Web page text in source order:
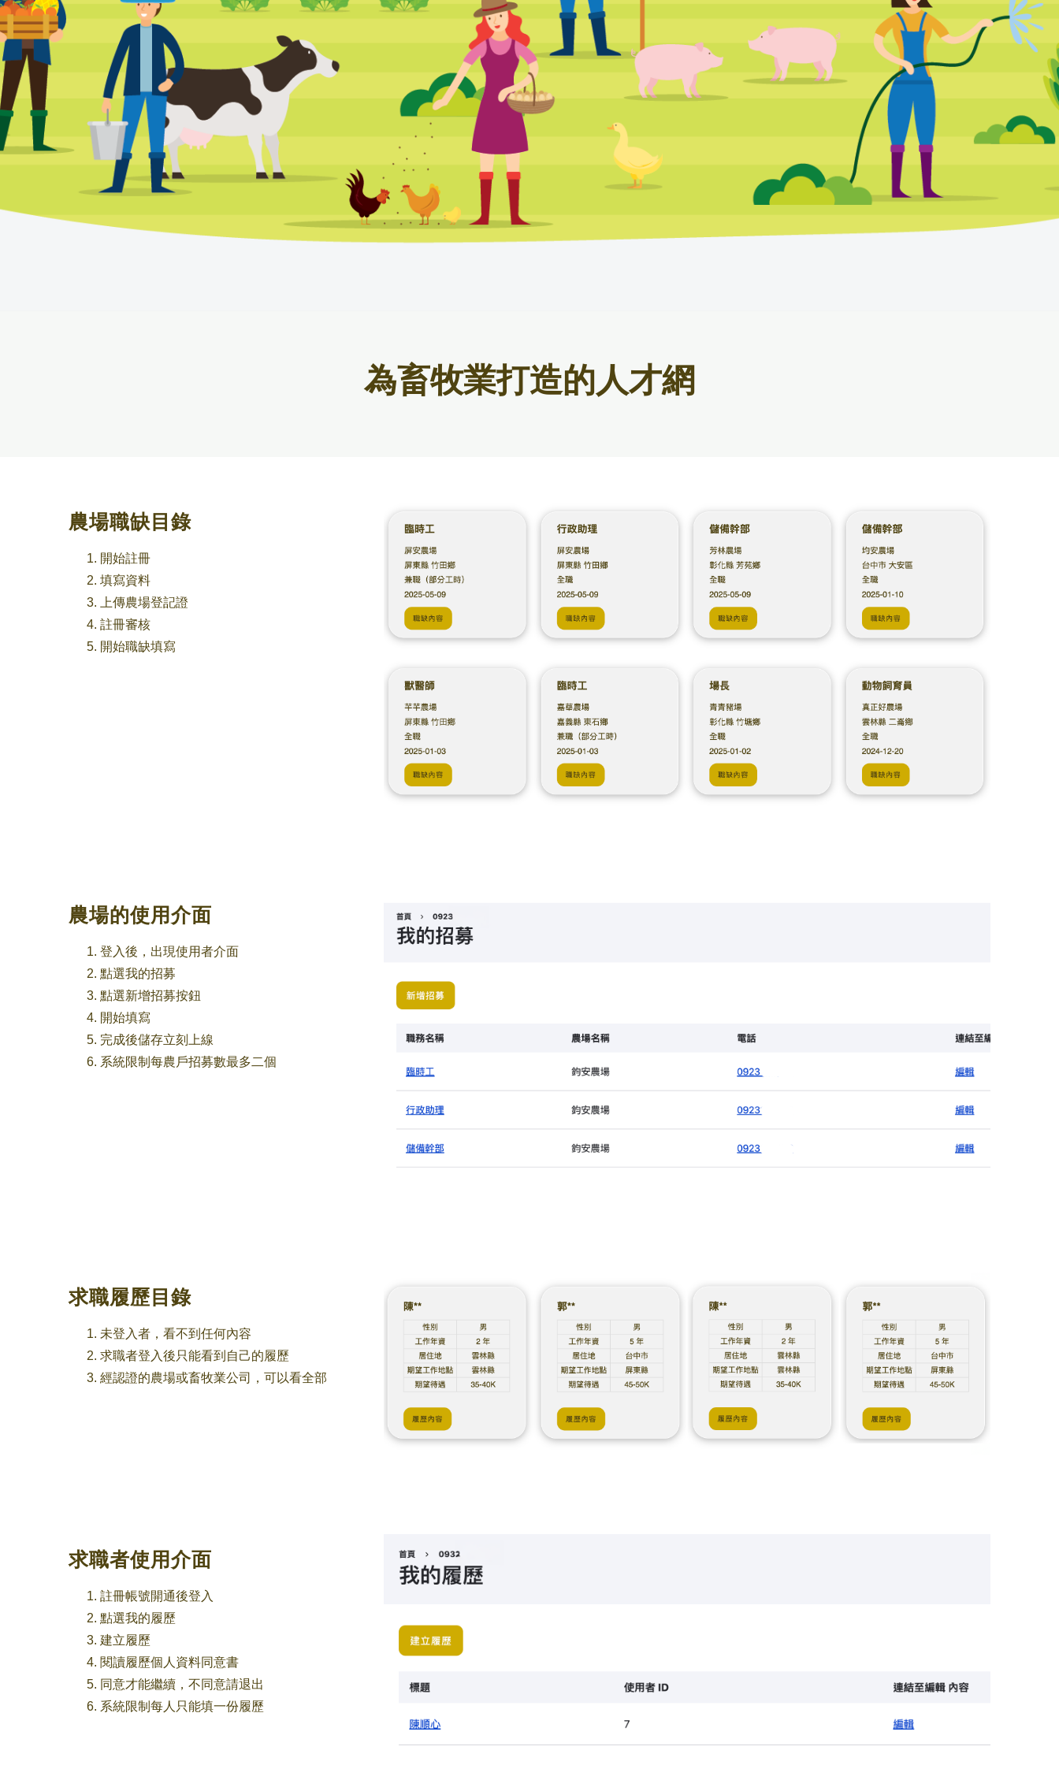
為畜牧業打造的人才網
農場職缺目錄
開始註冊
填寫資料
上傳農場登記證
註冊審核
開始職缺填寫
農場的使用介面
登入後，出現使用者介面
點選我的招募
點選新增招募按鈕
開始填寫
完成後儲存立刻上線
系統限制每農戶招募數最多二個
求職履歷目錄
未登入者，看不到任何內容
求職者登入後只能看到自己的履歷
經認證的農場或畜牧業公司，可以看全部
求職者使用介面
註冊帳號開通後登入
點選我的履歷
建立履歷
閱讀履歷個人資料同意書
同意才能繼續，不同意請退出
系統限制每人只能填一份履歷